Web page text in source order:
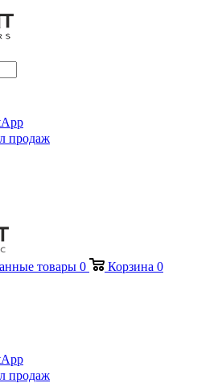
продаж
товары 0 Корзина 0
продаж